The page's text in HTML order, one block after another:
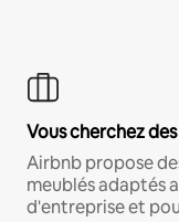
Vous cherchez
Airbnb propose
meublés adaptés
d'entreprise et